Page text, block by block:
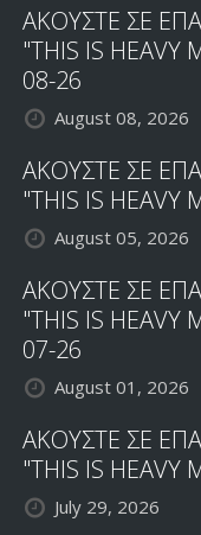
ΑΚΟΥΣΤΕ ΣΕ
"THIS IS
08-26
August 08, 2026
ΑΚΟΥΣΤΕ ΣΕ
"THIS IS HEAVY
August 05, 2026
ΑΚΟΥΣΤΕ ΣΕ
"THIS IS
07-26
August 01, 2026
ΑΚΟΥΣΤΕ ΣΕ
"THIS IS HEAVY
July 29, 2026